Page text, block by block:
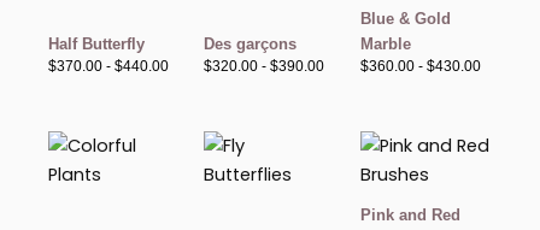
Half Butterfly
$370.00 - $440.00
$440.00Des garçons
$320.00 - $390.00
$320.00
$390.00
Blue & Gold
Marble
$360.00 - $430.00
Rango
precios:
Rango
precios:
$380.00Pink and Red
Rango
de